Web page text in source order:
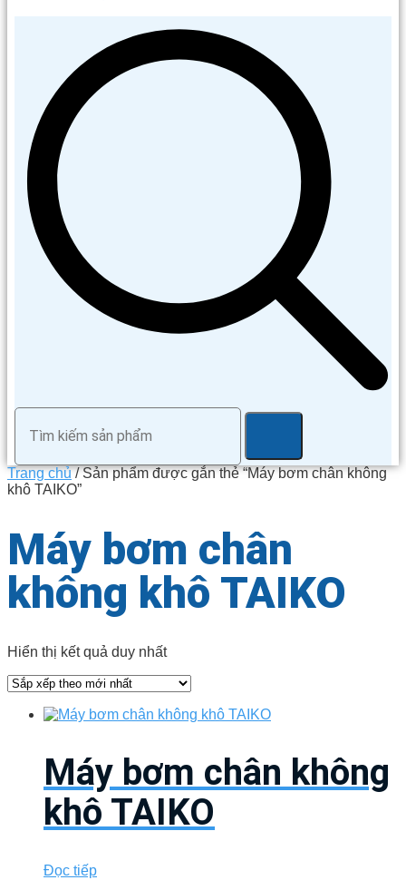
Trang chủ/ Sản phẩm được gắn thẻ “Máy bơm chân không
khô TAIKO”
Máy bơm chân
không khô TAIKO
Hiển thị kết quả duy nhất
Máy bơm chân không
khô TAIKO
Đọc tiếp